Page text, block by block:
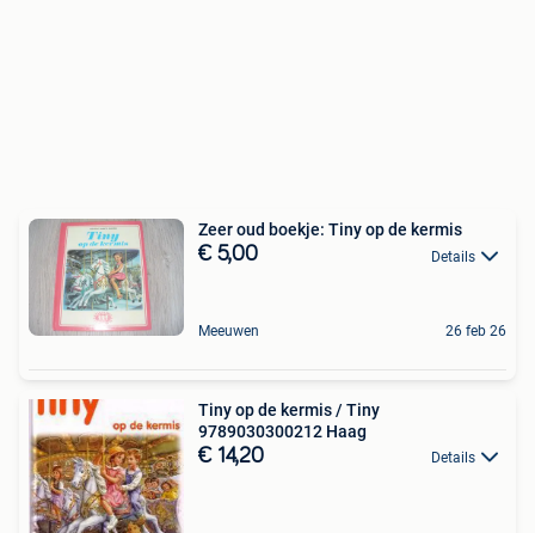
Zeer oud boekje: Tiny op de kermis
€ 5,00 Details
Meeuwen 26 feb 26
Tiny op de kermis / Tiny
9789030300212 Haag
€ 14,20 Details